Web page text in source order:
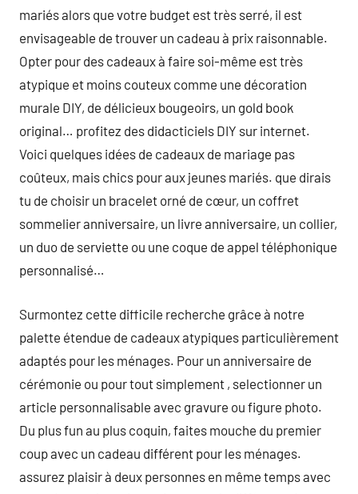
mariés alors que votre budget est très serré, il est
envisageable de trouver un cadeau à prix raisonnable.
Opter pour des cadeaux à faire soi-même est très
atypique et moins couteux comme une décoration
murale DIY, de délicieux bougeoirs, un gold book
original… profitez des didacticiels DIY sur internet.
Voici quelques idées de cadeaux de mariage pas
coûteux, mais chics pour aux jeunes mariés. que dirais
tu de choisir un bracelet orné de cœur, un coffret
sommelier anniversaire, un livre anniversaire, un collier,
un duo de serviette ou une coque de appel téléphonique
personnalisé…
Surmontez cette difficile recherche grâce à notre
palette étendue de cadeaux atypiques particulièrement
adaptés pour les ménages. Pour un anniversaire de
cérémonie ou pour tout simplement , selectionner un
article personnalisable avec gravure ou figure photo.
Du plus fun au plus coquin, faites mouche du premier
coup avec un cadeau différent pour les ménages.
assurez plaisir à deux personnes en même temps avec